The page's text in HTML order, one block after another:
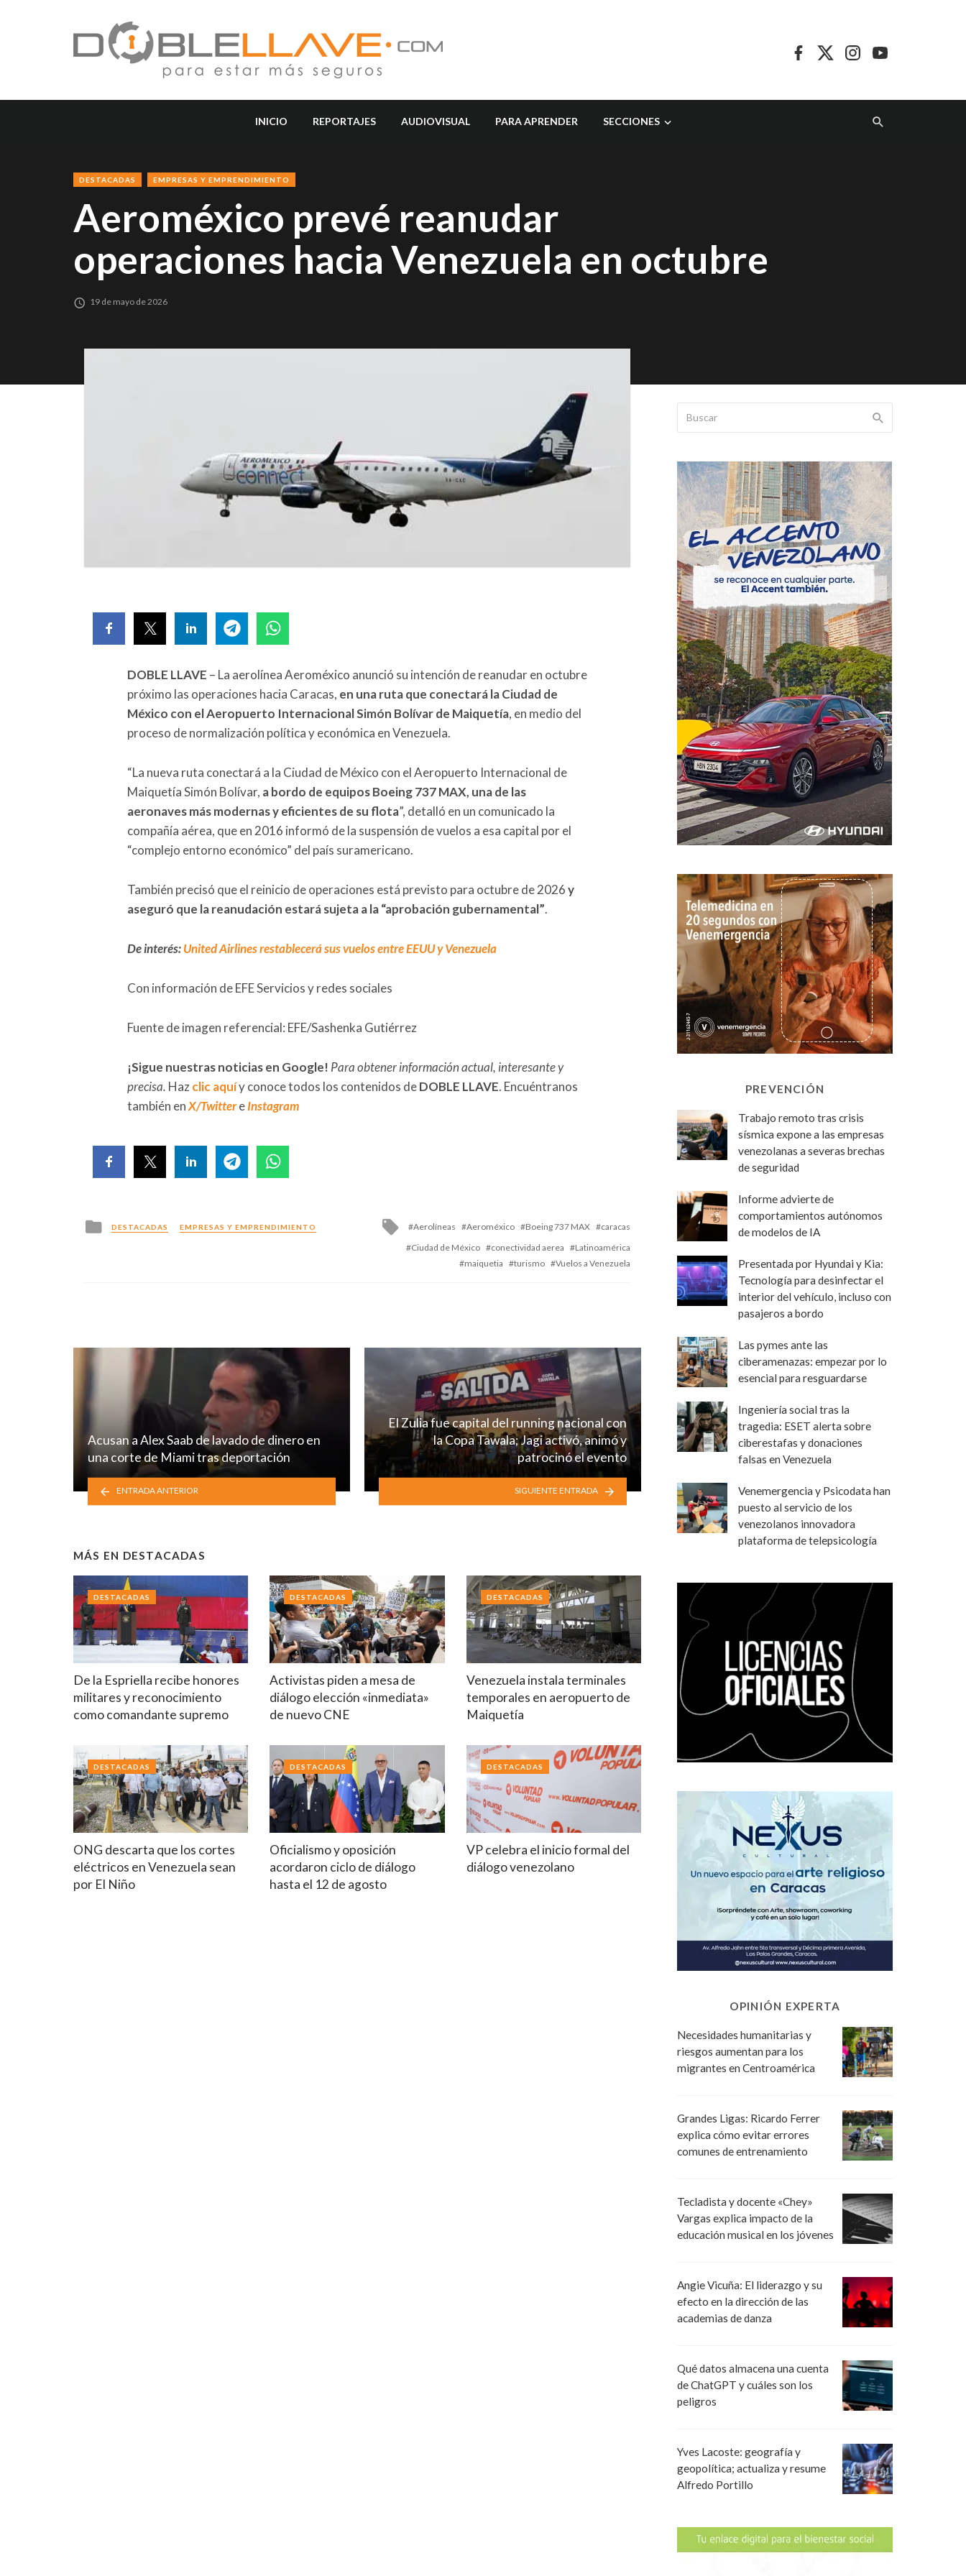
INICIO REPORTAJES AUDIOVISUAL PARA APRENDER SECCIONES
DESTACADAS EMPRESAS Y EMPRENDIMIENTO
Aeroméxico prevé reanudar
operaciones hacia Venezuela en octubre
19 de mayo de 2026
DOBLE LLAVE – La aerolínea Aeroméxico anunció su intención de reanudar en octubre
próximo las operaciones hacia Caracas, en una ruta que conectará la Ciudad de
México con el Aeropuerto Internacional Simón Bolívar de Maiquetía, en medio del
proceso de normalización política y económica en Venezuela.
“La nueva ruta conectará a la Ciudad de México con el Aeropuerto Internacional de
Maiquetía Simón Bolívar, a bordo de equipos Boeing 737 MAX, una de las
aeronaves más modernas y eficientes de su flota”, detalló en un comunicado la
compañía aérea, que en 2016 informó de la suspensión de vuelos a esa capital por el
“complejo entorno económico” del país suramericano.
También precisó que el reinicio de operaciones está previsto para octubre de 2026y
aseguró que la reanudación estará sujeta a la “aprobación gubernamental”.
De interés:United Airlines restablecerá sus vuelos entre EEUU y Venezuela
Con información de EFE Servicios y redes sociales
Fuente de imagen referencial: EFE/Sashenka Gutiérrez
¡Sigue nuestras noticias en Google! Para obtener información actual, interesante y
precisa. Hazclic aquíy conoce todos los contenidos deDOBLE LLAVE. Encuéntranos
también enX/TwittereInstagram
Posted
in
DESTACADAS EMPRESAS Y EMPRENDIMIENTO
Tagged
with
Aerolíneas Aeroméxico Boeing 737 MAX
caracas
Ciudad de México
conectividad aerea
Latinoamérica
maiquetia
turismo Vuelos a Venezuela
Acusan a Alex Saab de lavado de dinero en
una corte de Miami tras deportación
ENTRADA ANTERIOR
El Zulia fue capital del running nacional con
la Copa Tawala; Jagi activó, animó y
patrocinó el evento
SIGUIENTE ENTRADA
MÁS EN DESTACADAS
De la Espriella recibe honores
militares y reconocimiento
como comandante supremo
DESTACADAS
Activistas piden a mesa de
diálogo elección «inmediata»
de nuevo CNE
DESTACADAS
Venezuela instala terminales
temporales en aeropuerto de
Maiquetía
DESTACADAS
ONG descarta que los cortes
eléctricos en Venezuela sean
por El Niño
DESTACADAS
Oficialismo y oposición
acordaron ciclo de diálogo
hasta el 12 de agosto
DESTACADAS
VP celebra el inicio formal del
diálogo venezolano
DESTACADAS
PREVENCIÓN
Trabajo remoto tras crisis
sísmica expone a las empresas
venezolanas a severas brechas
de seguridad
Informe advierte de
comportamientos autónomos
de modelos de IA
Presentada por Hyundai y Kia:
Tecnología para desinfectar el
interior del vehículo, incluso con
pasajeros a bordo
Las pymes ante las
ciberamenazas: empezar por lo
esencial para resguardarse
Ingeniería social tras la
tragedia: ESET alerta sobre
ciberestafas y donaciones
falsas en Venezuela
Venemergencia y Psicodata han
puesto al servicio de los
venezolanos innovadora
plataforma de telepsicología
OPINIÓN EXPERTA
Necesidades humanitarias y
riesgos aumentan para los
migrantes en Centroamérica
Grandes Ligas: Ricardo Ferrer
explica cómo evitar errores
comunes de entrenamiento
Tecladista y docente «Chey»
Vargas explica impacto de la
educación musical en los jóvenes
Angie Vicuña: El liderazgo y su
efecto en la dirección de las
academias de danza
Qué datos almacena una cuenta
de ChatGPT y cuáles son los
peligros
Yves Lacoste: geografía y
geopolítica; actualiza y resume
Alfredo Portillo